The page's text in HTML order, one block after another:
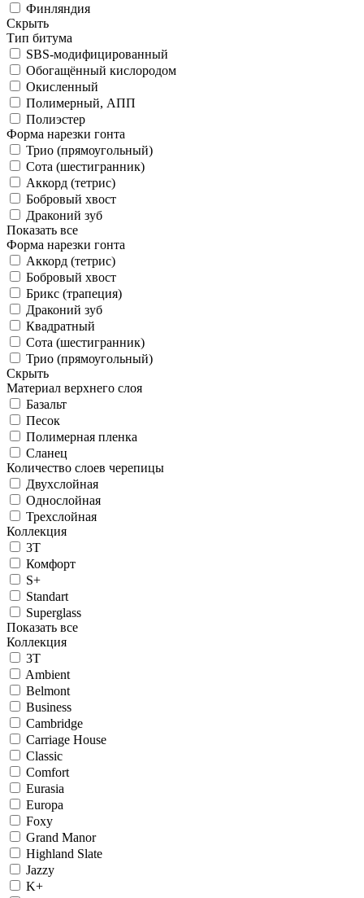
Финляндия
Скрыть
Тип битума
SBS-модифицированный
Обогащённый кислородом
Окисленный
Полимерный, АПП
Полиэстер
Форма нарезки гонта
Трио (прямоугольный)
Сота (шестигранник)
Аккорд (тетрис)
Бобровый хвост
Драконий зуб
Показать все
Форма нарезки гонта
Аккорд (тетрис)
Бобровый хвост
Брикс (трапеция)
Драконий зуб
Квадратный
Сота (шестигранник)
Трио (прямоугольный)
Скрыть
Материал верхнего слоя
Базальт
Песок
Полимерная пленка
Сланец
Количество слоев черепицы
Двухслойная
Однослойная
Трехслойная
Коллекция
3T
Комфорт
S+
Standart
Superglass
Показать все
Коллекция
3T
Ambient
Belmont
Business
Cambridge
Carriage House
Classic
Comfort
Eurasia
Europa
Foxy
Grand Manor
Highland Slate
Jazzy
K+